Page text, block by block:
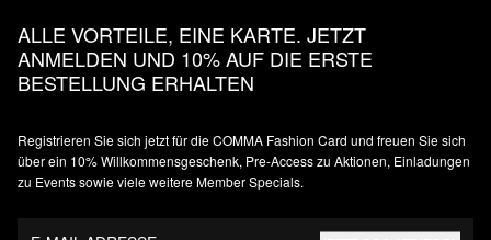
ALLE VORTEILE, EINE KARTE. JETZT
ANMELDEN UND 10% AUF DIE ERSTE
BESTELLUNG ERHALTEN
Registrieren Sie sich jetzt für die COMMA Fashion Card und freuen Sie sich
über ein 10% Willkommensgeschenk, Pre-Access zu Aktionen, Einladungen
zu Events sowie viele weitere Member Specials.